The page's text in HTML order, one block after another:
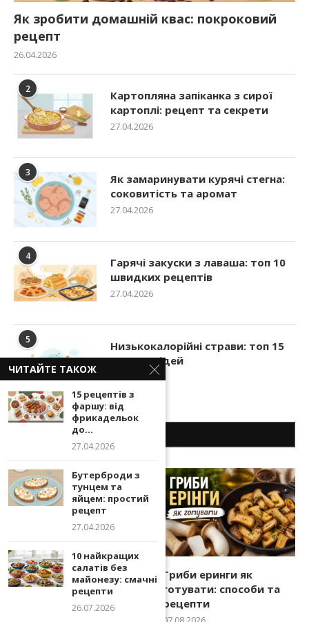
Як зробити домашній квас: покроковий
рецепт
26.04.2026
2
Картопляна запіканка з сирої
картоплі: рецепт та секрети
27.04.2026
3
Як замаринувати курячі стегна:
соковитість та аромат
27.04.2026
4
Гарячі закуски з лаваша: топ 10
швидких рецептів
27.04.2026
5
Низькокалорійні страви: топ 15
смачних ідей
27.04.2026
ОСТАННІ ПУБЛІКАЦІЇ
Вишукані привітання з
днем народження: топ
80 для листівок
Гриби еринги як
готувати: способи та
рецепти
ЧИТАЙТЕ ТАКОЖ
15 рецептів з
фаршу: від
фрикадельок
до...
27.04.2026
Бутерброди з
тунцем та
яйцем: простий
рецепт
27.04.2026
10 найкращих
салатів без
майонезу: смачні
рецепти
26.07.2026